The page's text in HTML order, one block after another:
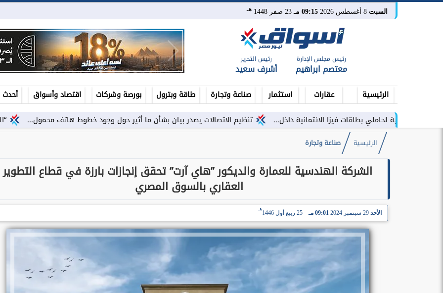
السبت 09:15 مـ 23 صفر 1448 هـ
رئيس مجلس الإدارة
معتصم ابراهيم
رئيس التحرير
أشرف سعيد
الرئيسية عقارات استثمار صناعة وتجارة طاقة وبترول بورصة وشركات اقتصاد وأسواق
أحدث
“النينيو” تهدد
تنظيم الاتصالات يصدر بيان بشأن ما أثير حول وجود خطوط هاتف محمول... بطاقات فيزا الائتمانية داخل...
الرئيسية صناعة وتجارة
الشركة الهندسية للعمارة والديكور ”هاي آرت” تحقق إنجازات بارزة في قطاع التطوير
العقاري بالسوق المصري
الأحد 29 سبتمبر 2024 09:01 مـ 25 ربيع أول 1446
هـ